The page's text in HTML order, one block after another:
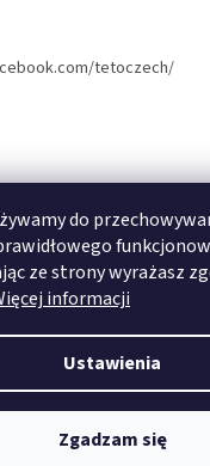
do
ze strony wyrażasz
informacji
Ustawienia
Zgadzam się
tetoczech/
Opracował Shoptet
- Tymczasowy tatuaż
zastrzeżone.